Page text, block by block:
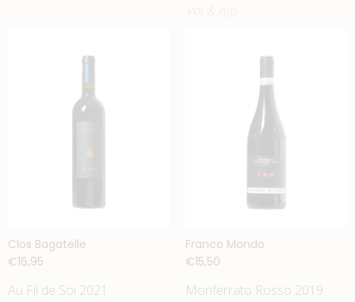
Clos Bagatelle
€16,95
Au Fil de Soi 2021
Franco Mondo
€15,50
Monferrato Rosso 2019